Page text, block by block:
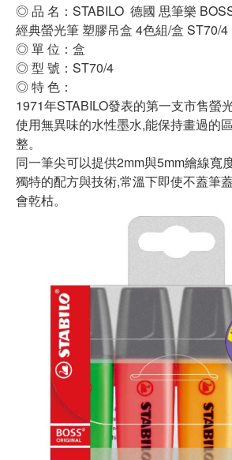
◎ 品 名：STABILO 德國 思筆樂
經典螢光筆 塑膠吊盒 4色組/盒 ST70/4
◎ 單 位：盒
◎ 型 號：ST70/4
◎ 特 色：
1971年STABILO發表的第一支市售螢光
使用無異味的水性墨水,能保持畫過的
整。
同一筆尖可以提供2mm與5mm繪線寬度
獨特的配方與技術,常溫下即使不蓋筆
會乾枯。